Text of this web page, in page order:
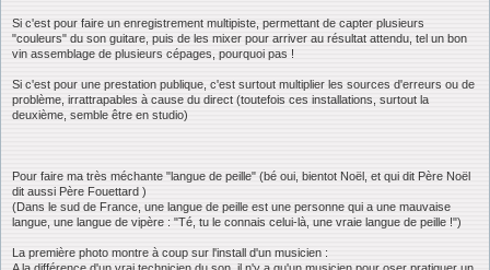
Si c'est pour faire un enregistrement multipiste, permettant de capter plusieurs
"couleurs" du son guitare, puis de les mixer pour arriver au résultat attendu, tel un bon
vin assemblage de plusieurs cépages, pourquoi pas !
Si c'est pour une prestation publique, c'est surtout multiplier les sources d'erreurs ou de
problème, irrattrapables à cause du direct (toutefois ces installations, surtout la
deuxième, semble être en studio)
Pour faire ma très méchante "langue de peille" (bé oui, bientot Noël, et qui dit Père Noël
dit aussi Père Fouettard )
(Dans le sud de France, une langue de peille est une personne qui a une mauvaise
langue, une langue de vipère : "Té, tu le connais celui-là, une vraie langue de peille !")
La première photo montre à coup sur l'install d'un musicien :